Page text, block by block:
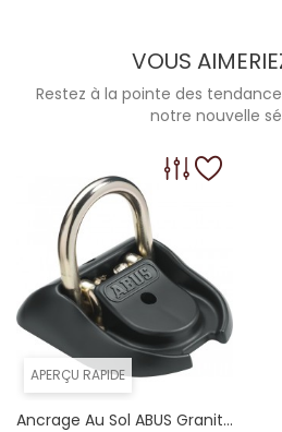
VOUS
Restez à la pointe des
notre nouvelle
APERÇU RAPIDE
Ancrage Au Sol ABUS Granit...